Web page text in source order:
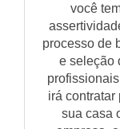
você
processo de
e seleção
irá contratar
sua casa